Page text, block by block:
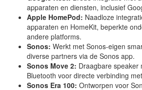
apparaten en diensten, inclusief
Apple HomePod: Naadloze
apparaten en HomeKit, beperkte
andere platforms.
Sonos: Werkt met Sonos-eigen
diverse partners via de Sonos app.
Sonos Move 2: Draagbare speaker
Bluetooth voor directe verbinding
Sonos Era 100: Ontworpen voor